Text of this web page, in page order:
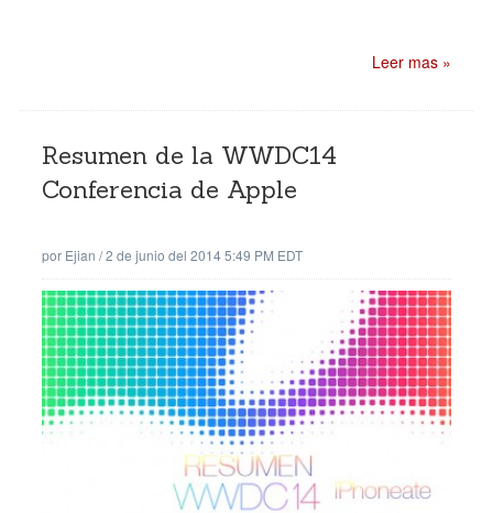
Leer mas »
Resumen de la WWDC14
Conferencia de Apple
por Ejian /2 de junio del 2014 5:49 PM EDT